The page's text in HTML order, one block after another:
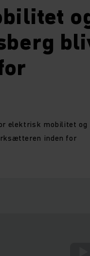
elektrisk mobilitet og
inden for